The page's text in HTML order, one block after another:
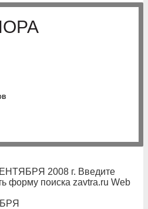
2008 г. Введите
форму поиска zavtra.ru Web